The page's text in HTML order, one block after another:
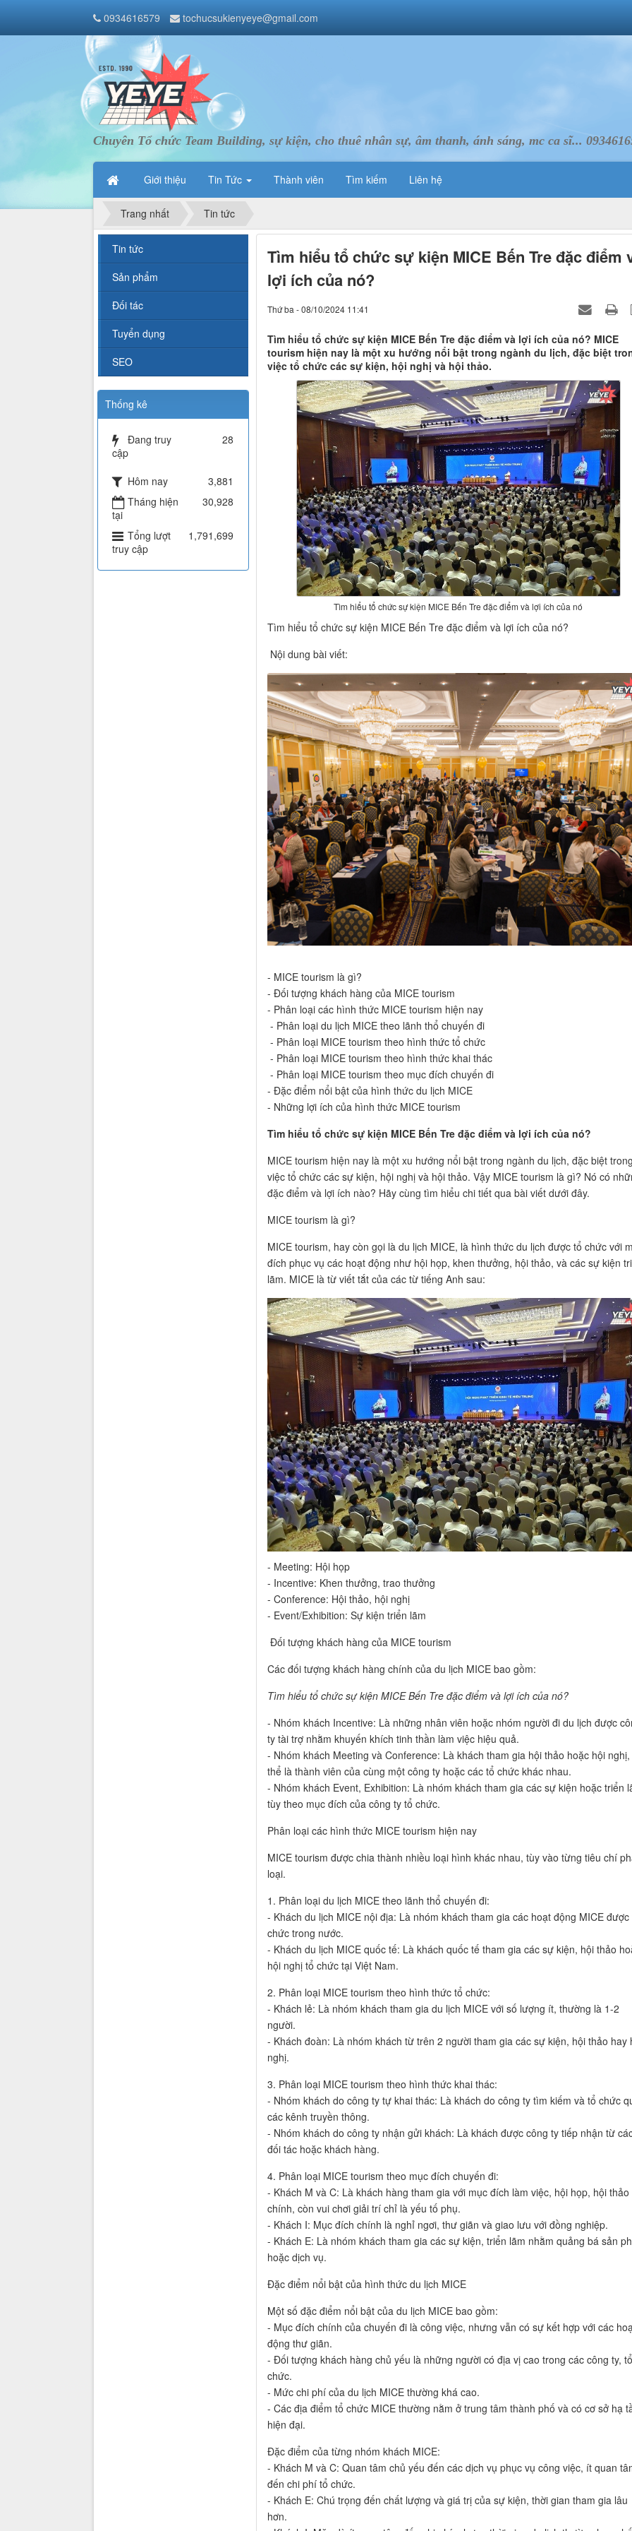
0934616579 tochucsukienyeye@gmail.com
Chuyên Tổ chức Team Building, sự kiện, cho thuê nhân sự, âm thanh, ánh sáng, mc ca sĩ...
Giới thiệu Tin Tức Thành viên Tìm kiếm Liên hệ
Trang nhất Tin tức
Tìm hiểu tổ chức sự kiện MICE Bến Tre đặc điểm
lợi ích của nó?
Thứ ba - 08/10/2024 11:41
Tìm hiểu tổ chức sự kiện MICE Bến Tre đặc điểm và lợi ích của nó? MICE
tourism hiện nay là một xu hướng nổi bật trong ngành du lịch, đặc biệt
việc tổ chức các sự kiện, hội nghị và hội thảo.
Tìm hiểu tổ chức sự kiện MICE Bến Tre đặc điểm và lợi ích của nó
Tìm hiểu tổ chức sự kiện MICE Bến Tre đặc điểm và lợi ích của nó?
Nội dung bài viết:
- MICE tourism là gì?
- Đối tượng khách hàng của MICE tourism
- Phân loại các hình thức MICE tourism hiện nay
- Phân loại du lịch MICE theo lãnh thổ chuyến đi
- Phân loại MICE tourism theo hình thức tổ chức
- Phân loại MICE tourism theo hình thức khai thác
- Phân loại MICE tourism theo mục đích chuyến đi
- Đặc điểm nổi bật của hình thức du lịch MICE
- Những lợi ích của hình thức MICE tourism
Tìm hiểu tổ chức sự kiện MICE Bến Tre đặc điểm và lợi ích của nó?
MICE tourism hiện nay là một xu hướng nổi bật trong ngành du lịch, đặc biệt trong
việc tổ chức các sự kiện, hội nghị và hội thảo. Vậy MICE tourism là gì? Nó có
đặc điểm và lợi ích nào? Hãy cùng tìm hiểu chi tiết qua bài viết dưới đây.
MICE tourism là gì?
MICE tourism, hay còn gọi là du lịch MICE, là hình thức du lịch được tổ chức với
đích phục vụ các hoạt động như hội họp, khen thưởng, hội thảo, và các sự kiện
lãm. MICE là từ viết tắt của các từ tiếng Anh sau:
- Meeting: Hội họp
- Incentive: Khen thưởng, trao thưởng
- Conference: Hội thảo, hội nghị
- Event/Exhibition: Sự kiện triển lãm
Đối tượng khách hàng của MICE tourism
Các đối tượng khách hàng chính của du lịch MICE bao gồm:
Tìm hiểu tổ chức sự kiện MICE Bến Tre đặc điểm và lợi ích của nó?
- Nhóm khách Incentive: Là những nhân viên hoặc nhóm người đi du lịch được
ty tài trợ nhằm khuyến khích tinh thần làm việc hiệu quả.
- Nhóm khách Meeting và Conference: Là khách tham gia hội thảo hoặc hội nghị,
thể là thành viên của cùng một công ty hoặc các tổ chức khác nhau.
- Nhóm khách Event, Exhibition: Là nhóm khách tham gia các sự kiện hoặc triển
tùy theo mục đích của công ty tổ chức.
Phân loại các hình thức MICE tourism hiện nay
MICE tourism được chia thành nhiều loại hình khác nhau, tùy vào từng tiêu chí
loại.
1. Phân loại du lịch MICE theo lãnh thổ chuyến đi:
- Khách du lịch MICE nội địa: Là nhóm khách tham gia các hoạt động MICE được
chức trong nước.
- Khách du lịch MICE quốc tế: Là khách quốc tế tham gia các sự kiện, hội thảo
hội nghị tổ chức tại Việt Nam.
2. Phân loại MICE tourism theo hình thức tổ chức:
- Khách lẻ: Là nhóm khách tham gia du lịch MICE với số lượng ít, thường là 1-2
người.
- Khách đoàn: Là nhóm khách từ trên 2 người tham gia các sự kiện, hội thảo hay
nghị.
3. Phân loại MICE tourism theo hình thức khai thác:
- Nhóm khách do công ty tự khai thác: Là khách do công ty tìm kiếm và tổ chức
các kênh truyền thông.
- Nhóm khách do công ty nhận gửi khách: Là khách được công ty tiếp nhận từ
đối tác hoặc khách hàng.
4. Phân loại MICE tourism theo mục đích chuyến đi:
- Khách M và C: Là khách hàng tham gia với mục đích làm việc, hội họp, hội thảo
chính, còn vui chơi giải trí chỉ là yếu tố phụ.
- Khách I: Mục đích chính là nghỉ ngơi, thư giãn và giao lưu với đồng nghiệp.
- Khách E: Là nhóm khách tham gia các sự kiện, triển lãm nhằm quảng bá sản
hoặc dịch vụ.
Đặc điểm nổi bật của hình thức du lịch MICE
Một số đặc điểm nổi bật của du lịch MICE bao gồm:
- Mục đích chính của chuyến đi là công việc, nhưng vẫn có sự kết hợp với các
động thư giãn.
- Đối tượng khách hàng chủ yếu là những người có địa vị cao trong các công ty, tổ
chức.
- Mức chi phí của du lịch MICE thường khá cao.
- Các địa điểm tổ chức MICE thường nằm ở trung tâm thành phố và có cơ sở hạ
hiện đại.
Đặc điểm của từng nhóm khách MICE:
- Khách M và C: Quan tâm chủ yếu đến các dịch vụ phục vụ công việc, ít quan
đến chi phí tổ chức.
- Khách E: Chú trọng đến chất lượng và giá trị của sự kiện, thời gian tham gia lâu
hơn.
Tin tức
Sản phẩm
Đối tác
Tuyển dụng
SEO
Thống kê
Đang truy
cập
28
Hôm nay
3,881
Tháng hiện
tại
30,928
Tổng lượt
truy cập
1,791,699